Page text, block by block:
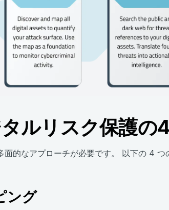
ルリスク保護の
面的なアプローチが必要です。 以下の 4
ング